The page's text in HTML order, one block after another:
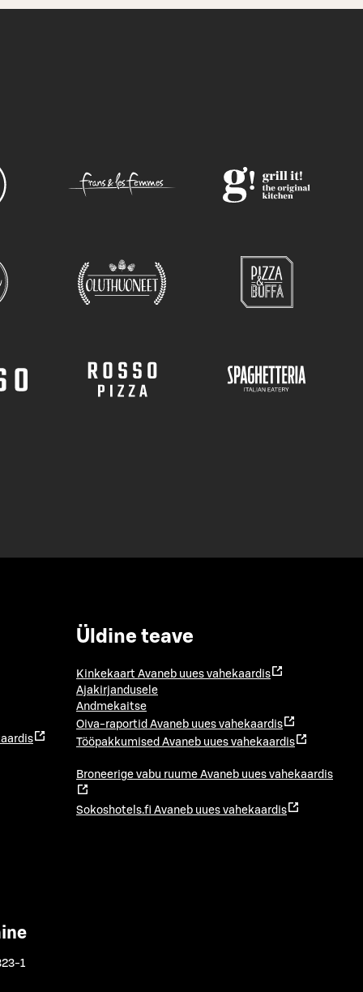
Üldine teave
Kinkekaart Avaneb uues vahekaardis
Ajakirjandusele
Andmekaitse
Oiva-raportid Avaneb uues vahekaardis
Tööpakkumised Avaneb uues vahekaardis
Broneerige vabu ruume Avaneb uues vahekaardis
Sokoshotels.fi Avaneb uues vahekaardis
1